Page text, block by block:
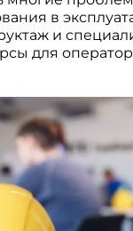
в
и
для